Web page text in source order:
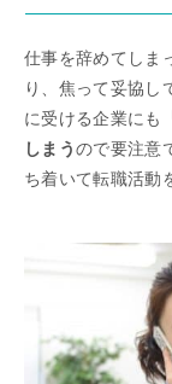
仕事を辞めてしま
り、焦って妥協し
に受ける企業にも
しまうので要注意
ち着いて転職活動